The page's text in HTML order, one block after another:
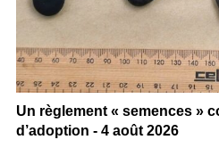
Un règlement « semences »
d’adoption - 4 août 2026